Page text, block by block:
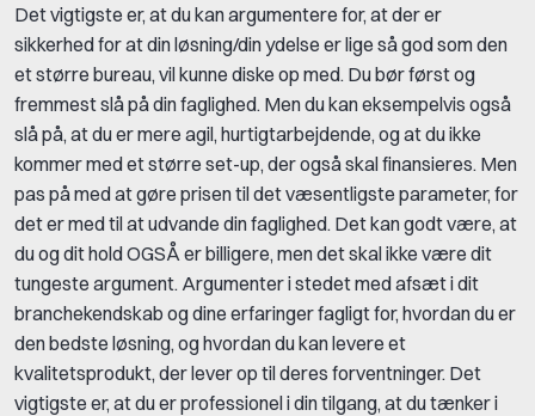
Det vigtigste er, at du kan argumentere for, at der er
sikkerhed for at din løsning/din ydelse er lige så god som den
et større bureau, vil kunne diske op med. Du bør først og
fremmest slå på din faglighed. Men du kan eksempelvis også
slå på, at du er mere agil, hurtigtarbejdende, og at du ikke
kommer med et større set-up, der også skal finansieres. Men
pas på med at gøre prisen til det væsentligste parameter, for
det er med til at udvande din faglighed. Det kan godt være, at
du og dit hold OGSÅ er billigere, men det skal ikke være dit
tungeste argument. Argumenter i stedet med afsæt i dit
branchekendskab og dine erfaringer fagligt for, hvordan du er
den bedste løsning, og hvordan du kan levere et
kvalitetsprodukt, der lever op til deres forventninger. Det
vigtigste er, at du er professionel i din tilgang, at du tænker i